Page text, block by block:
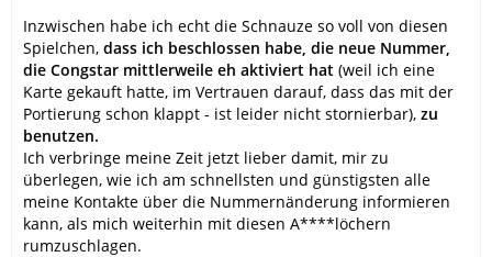
Inzwischen habe ich echt die Schnauze so voll von diesen
Spielchen, dass ich beschlossen habe, die neue Nummer,
die Congstar mittlerweile eh aktiviert hat (weil ich eine
Karte gekauft hatte, im Vertrauen darauf, dass das mit der
Portierung schon klappt - ist leider nicht stornierbar), zu
benutzen.
Ich verbringe meine Zeit jetzt lieber damit, mir zu
überlegen, wie ich am schnellsten und günstigsten alle
meine Kontakte über die Nummernänderung informieren
kann, als mich weiterhin mit diesen A****löchern
rumzuschlagen.